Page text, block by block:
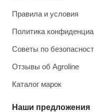
Правила и условия
Политика
Советы по
Отзывы об Agroline
Каталог марок
Наши предложения